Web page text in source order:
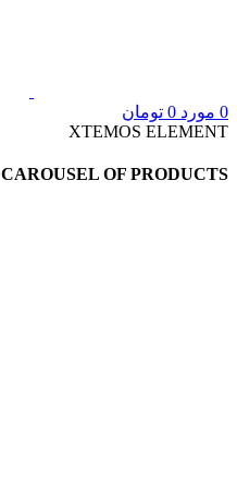
0 مورد 0 تومان
XTEMOS ELEMENT
CAROUSEL OF PRODUCTS